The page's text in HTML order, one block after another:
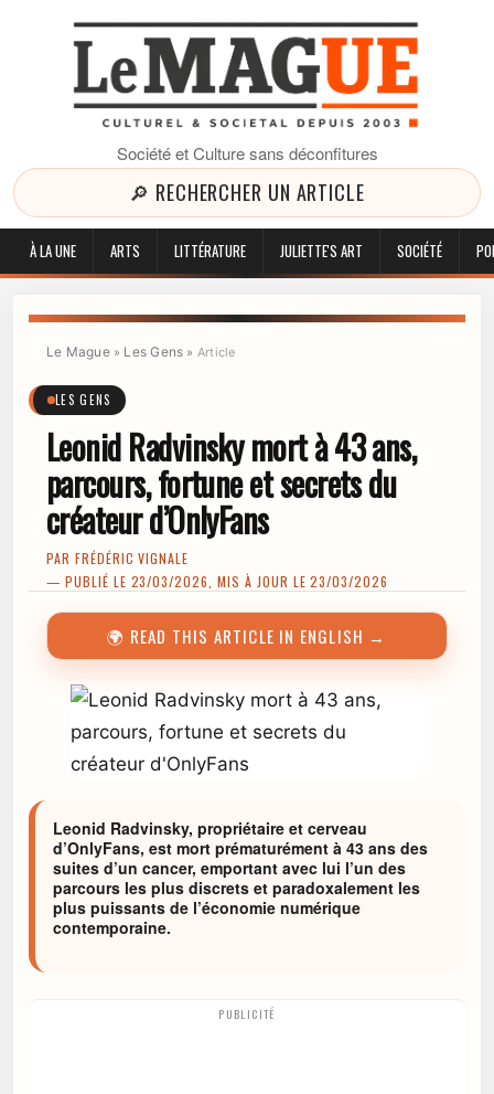
Société et Culture sans déconfitures
🔎 RECHERCHER UN ARTICLE
À LA UNE ARTS LITTÉRATURE JULIETTE'S ART SOCIÉTÉ
Le Mague» Les Gens » Article
LES GENS
Leonid Radvinsky mort à 43 ans,
parcours, fortune et secrets du
créateur d’OnlyFans
PAR FRÉDÉRIC VIGNALE
— PUBLIÉ LE 23/03/2026, MIS À JOUR LE 23/03/2026
🌍 READ THIS ARTICLE IN ENGLISH →
Leonid Radvinsky, propriétaire et cerveau
d’OnlyFans, est mort prématurément à 43 ans des
suites d’un cancer, emportant avec lui l’un des
parcours les plus discrets et paradoxalement les
plus puissants de l’économie numérique
contemporaine.
PUBLICITÉ